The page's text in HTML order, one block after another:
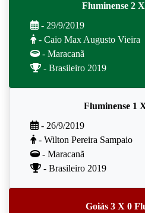
Fluminense 2
- 29/9/2019
- Caio Max Augusto Vieira
- Maracanã
- Brasileiro 2019
Fluminense 1
- 26/9/2019
- Wilton Pereira Sampaio
- Maracanã
- Brasileiro 2019
Goiás 3 X 0